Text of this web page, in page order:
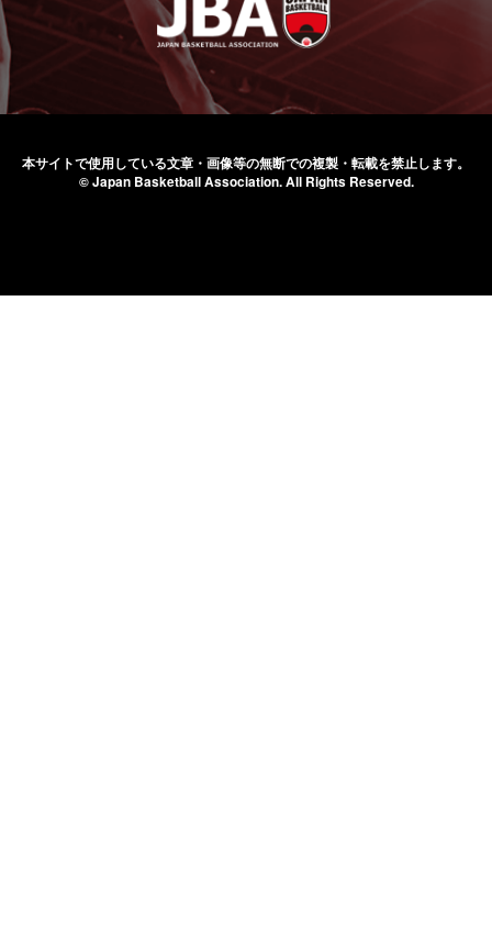
本サイトで使用している文章・画像等の無断での複製・転載を禁止します。
© Japan Basketball Association.All Rights Reserved.